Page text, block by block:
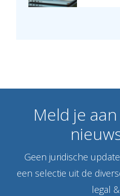
Meld je aan
Geen juridische
een selectie uit de
legal